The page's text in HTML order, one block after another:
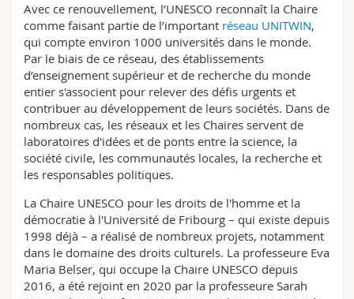
Avec ce renouvellement, l’UNESCO reconnaît la Chaire
comme faisant partie de l’important réseau UNITWIN,
qui compte environ 1000 universités dans le monde.
Par le biais de ce réseau, des établissements
d’enseignement supérieur et de recherche du monde
entier s'associent pour relever des défis urgents et
contribuer au développement de leurs sociétés. Dans de
nombreux cas, les réseaux et les Chaires servent de
laboratoires d'idées et de ponts entre la science, la
société civile, les communautés locales, la recherche et
les responsables politiques.
La Chaire UNESCO pour les droits de l'homme et la
démocratie à l'Université de Fribourg – qui existe depuis
1998 déjà – a réalisé de nombreux projets, notamment
dans le domaine des droits culturels. La professeure Eva
Maria Belser, qui occupe la Chaire UNESCO depuis
2016, a été rejoint en 2020 par la professeure Sarah